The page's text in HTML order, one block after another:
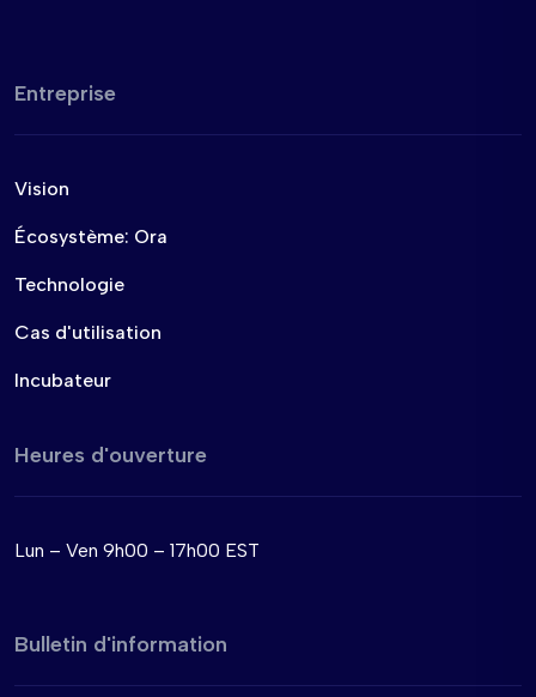
Entreprise
Vision
Écosystème: Ora
Technologie
Cas d'utilisation
Incubateur
Heures d'ouverture
Lun – Ven 9h00 – 17h00 EST
Bulletin d'information